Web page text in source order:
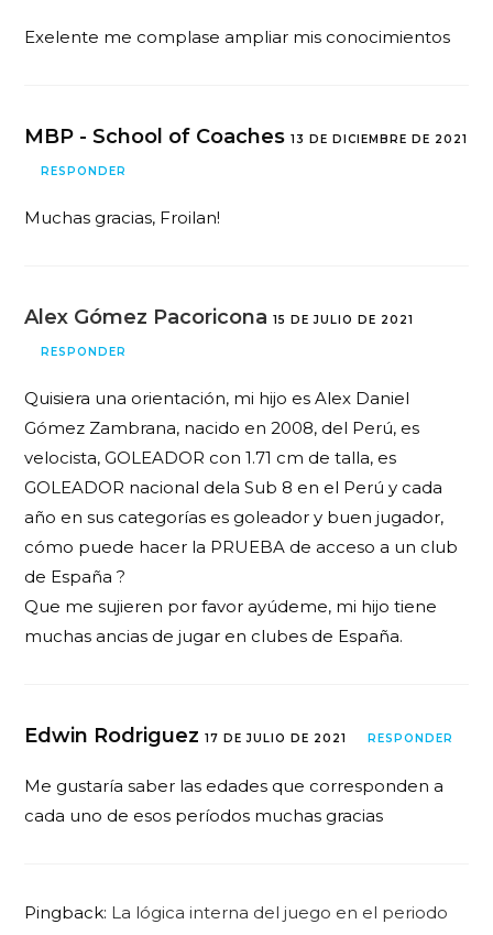
Exelente me complase ampliar mis conocimientos
MBP - School of Coaches13 DE DICIEMBRE DE 2021
RESPONDER
Muchas gracias, Froilan!
Alex Gómez Pacoricona 15 DE JULIO DE 2021
RESPONDER
Quisiera una orientación, mi hijo es Alex Daniel
Gómez Zambrana, nacido en 2008, del Perú, es
velocista, GOLEADOR con 1.71 cm de talla, es
GOLEADOR nacional dela Sub 8 en el Perú y cada
año en sus categorías es goleador y buen jugador,
cómo puede hacer la PRUEBA de acceso a un club
de España ?
Que me sujieren por favor ayúdeme, mi hijo tiene
muchas ancias de jugar en clubes de España.
Edwin Rodriguez17 DE JULIO DE 2021 RESPONDER
Me gustaría saber las edades que corresponden a
cada uno de esos períodos muchas gracias
Pingback: La lógica interna del juego en el periodo